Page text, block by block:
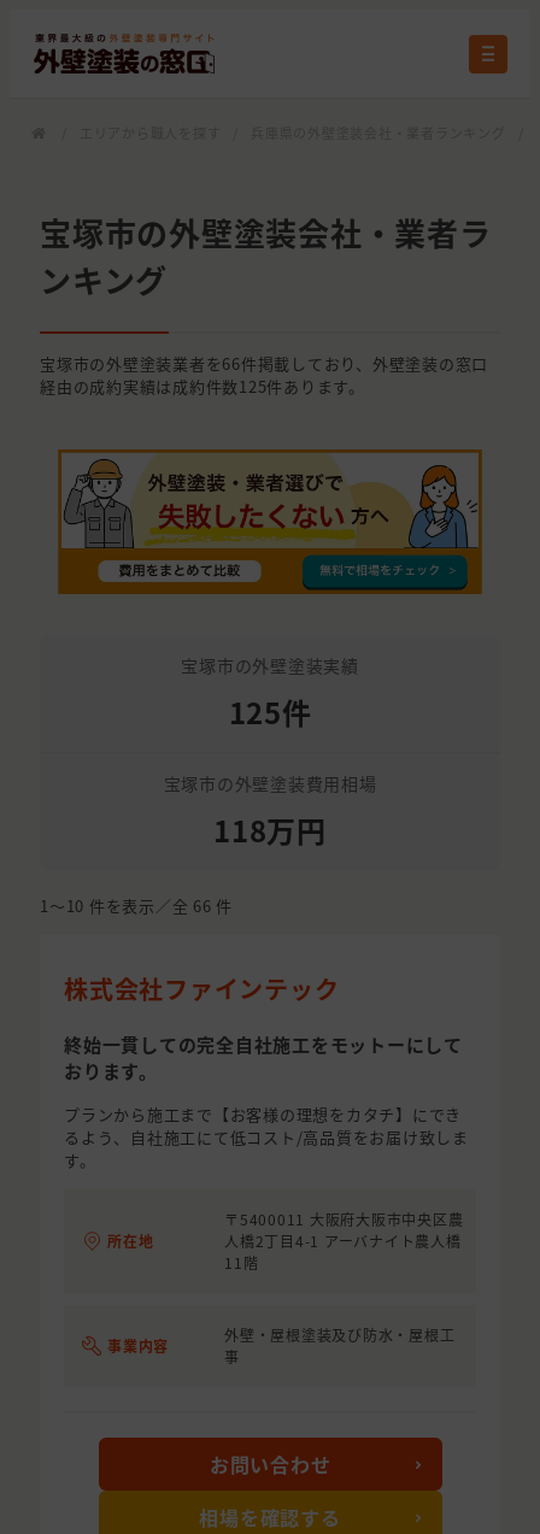
宝塚市の外壁塗装会社・業者ラ
ンキング
宝塚市の外壁塗装業者を66件掲載しており、外壁塗装の窓口
経由の成約実績は成約件数125件あります。
宝塚市の外壁塗装実績
125件
宝塚市の外壁塗装費用相場
118万円
1〜10 件を表示／全 66 件
株式会社ファインテック
終始一貫しての完全自社施工をモットーにして
おります。
プランから施工まで【お客様の理想をカタチ】にでき
るよう、自社施工にて低コスト/高品質をお届け致しま
す。
所在地
〒5400011 大阪府大阪市中央区農
人橋2丁目4-1 アーバナイト農人橋
11階
事業内容
外壁・屋根塗装及び防水・屋根工
事
お問い合わせ
相場を確認する